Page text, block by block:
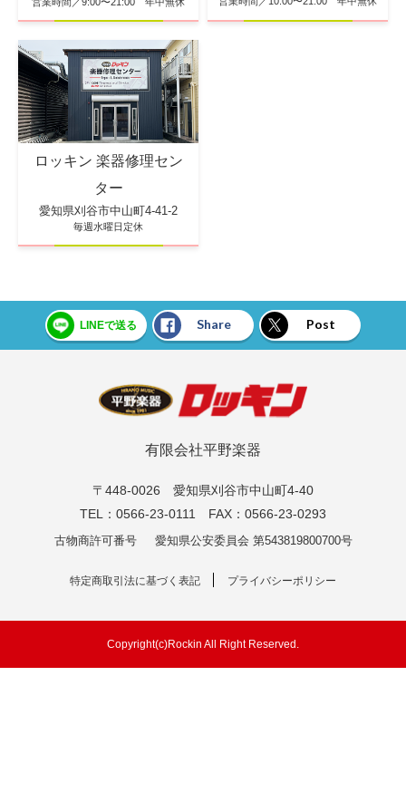
ロッキン 楽器修理セン
ター
愛知県刈谷市中山町4-41-2
毎週水曜日定休
LINEで送る Share Post
有限会社平野楽器
〒448-0026 愛知県刈谷市中山町4-40
TEL：0566-23-0111 FAX：0566-23-0293
古物商許可番号 愛知県公安委員会 第543819800700号
特定商取引法に基づく表記 プライバシーポリシー
Copyright(c)Rockin All Right Reserved.